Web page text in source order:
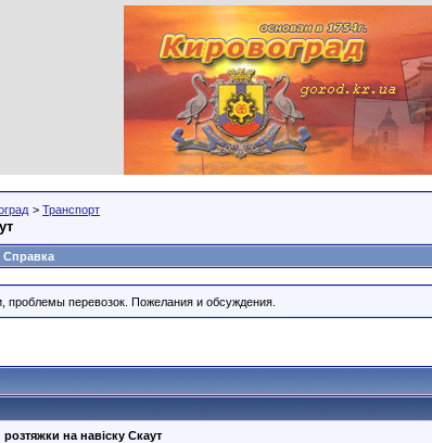
> Транспорт
Справка
проблемы перевозок. Пожелания и обсуждения.
розтяжки на навіску Скаут